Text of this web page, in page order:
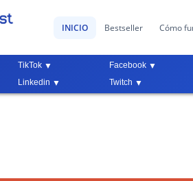
INICIO Bestseller Cómo
TikTok Facebook
Linkedin Twitch